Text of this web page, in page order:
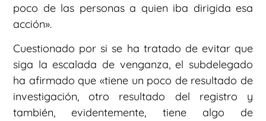
poco de las personas a quien iba dirigida esa
acción».
Cuestionado por si se ha tratado de evitar que
siga la escalada de venganza, el subdelegado
ha afirmado que «tiene un poco de resultado de
investigación, otro resultado del registro y
también, evidentemente, tiene algo de